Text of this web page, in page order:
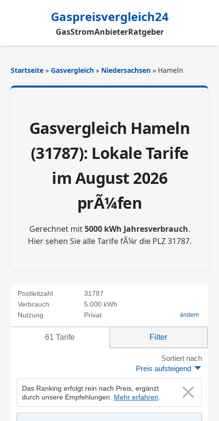
Gaspreisvergleich24
GasStromAnbieterRatgeber
Startseite »Gasvergleich » Niedersachsen » Hameln
Gasvergleich Hameln
(31787): Lokale Tarife
im August 2026
prÃ¼fen
Gerechnet mit5000 kWh Jahresverbrauch.
Hier sehen Sie alle Tarife fÃ¼r die PLZ 31787.